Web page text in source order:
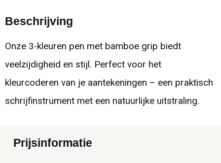
Beschrijving
Onze 3-kleuren pen met bamboe grip biedt
veelzijdigheid en stijl. Perfect voor het
kleurcoderen van je aantekeningen – een praktisch
schrijfinstrument met een natuurlijke uitstraling.
Prijsinformatie